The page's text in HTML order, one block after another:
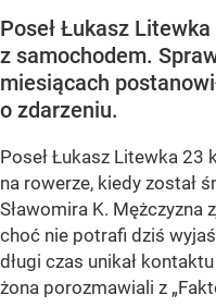
Poseł Łukasz
z samochodem.
miesiącach
o zdarzeniu.
Poseł Łukasz Litewka 23
na rowerze, kiedy został
Sławomira K. Mężczyzna
choć nie potrafi dziś
długi czas unikał
żona porozmawiali z